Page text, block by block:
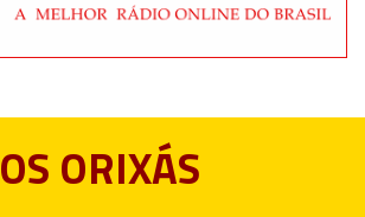
OS ORIXÁS